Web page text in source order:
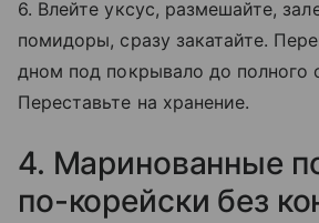
6. Влейте уксус, размешайте,
помидоры, сразу закатайте.
дном под покрывало до полного
Переставьте на хранение.
4. Маринованные
по-корейски без